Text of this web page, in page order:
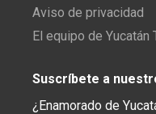
Aviso de privacidad
El equipo de Yucatán
Suscríbete a
¿Enamorado de